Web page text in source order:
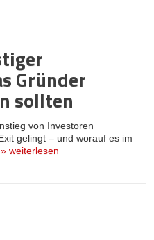
Gründer
sollten
von Investoren
gelingt – und worauf es im
» weiterlesen